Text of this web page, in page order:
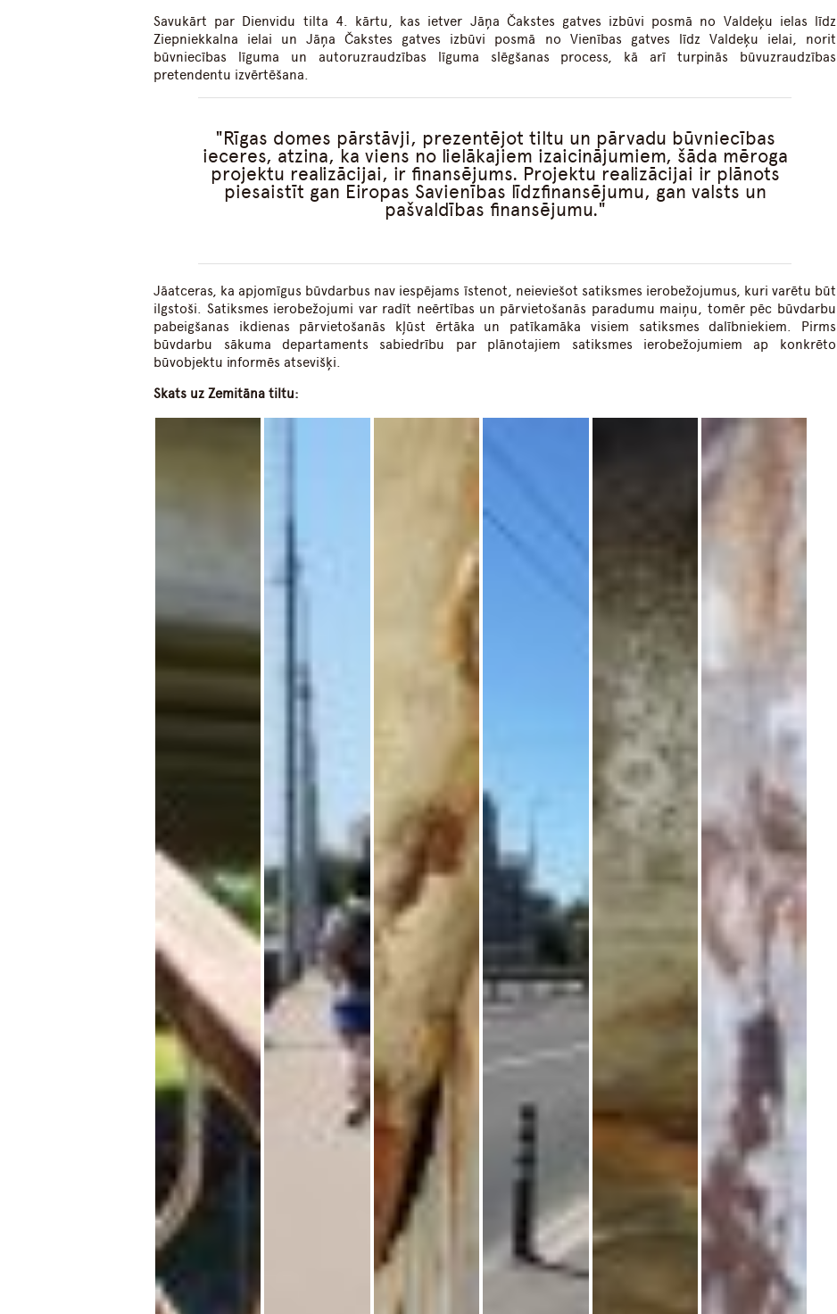
Savukārt par Dienvidu tilta 4. kārtu, kas ietver Jāņa Čakstes gatves izbūvi posmā no Valdeķu ielas līdz
Ziepniekkalna ielai un Jāņa Čakstes gatves izbūvi posmā no Vienības gatves līdz Valdeķu ielai, norit
būvniecības līguma un autoruzraudzības līguma slēgšanas process, kā arī turpinās būvuzraudzības
pretendentu izvērtēšana.
Rīgas domes pārstāvji, prezentējot tiltu un pārvadu būvniecības
ieceres, atzina, ka viens no lielākajiem izaicinājumiem, šāda mēroga
projektu realizācijai, ir finansējums. Projektu realizācijai ir plānots
piesaistīt gan Eiropas Savienības līdzfinansējumu, gan valsts un
pašvaldības finansējumu.
Jāatceras, ka apjomīgus būvdarbus nav iespējams īstenot, neieviešot satiksmes ierobežojumus, kuri varētu būt
ilgstoši. Satiksmes ierobežojumi var radīt neērtības un pārvietošanās paradumu maiņu, tomēr pēc būvdarbu
pabeigšanas ikdienas pārvietošanās kļūst ērtāka un patīkamāka visiem satiksmes dalībniekiem. Pirms
būvdarbu sākuma departaments sabiedrību par plānotajiem satiksmes ierobežojumiem ap konkrēto
būvobjektu informēs atsevišķi.
Skats uz Zemitāna tiltu: